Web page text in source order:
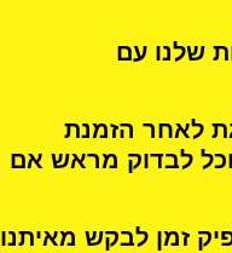
שלנו עם
לאחר הזמנת
לבדוק מראש אם
זמן לבקש מאיתנו